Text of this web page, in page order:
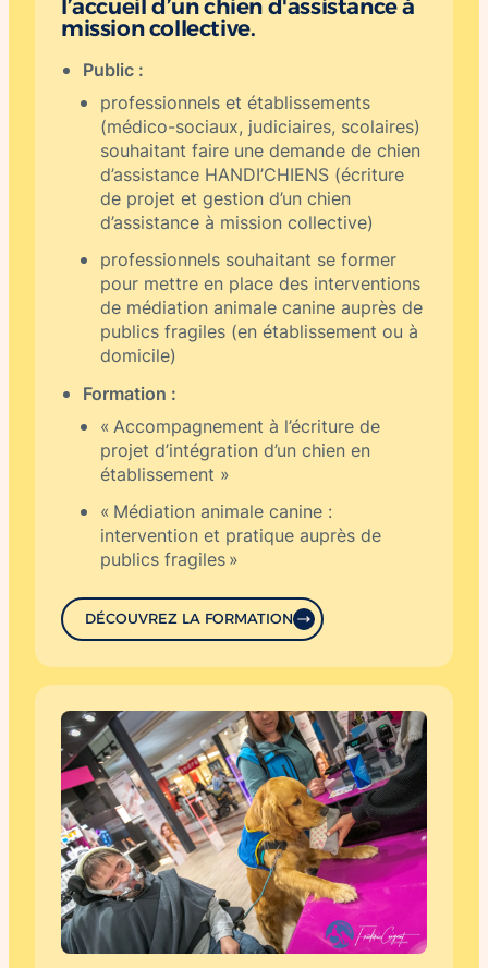
l’accueil d’un chien d'assistance à
mission collective.
Public :
professionnels et établissements
(médico-sociaux, judiciaires, scolaires)
souhaitant faire une demande de chien
d’assistance HANDI’CHIENS (écriture
de projet et gestion d’un chien
d’assistance à mission collective)
professionnels souhaitant se former
pour mettre en place des interventions
de médiation animale canine auprès de
publics fragiles (en établissement ou à
domicile)
Formation :
« Accompagnement à l’écriture de
projet d’intégration d’un chien en
établissement »
« Médiation animale canine :
intervention et pratique auprès de
publics fragiles »
DÉCOUVREZ LA FORMATION